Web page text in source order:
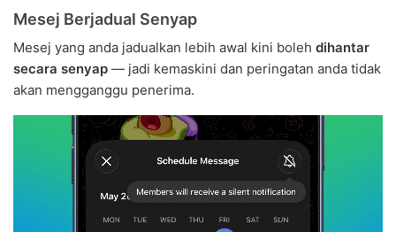
Mesej Berjadual Senyap
Mesej yang anda jadualkan lebih awal kini boleh dihantar
secara senyap — jadi kemaskini dan peringatan anda tidak
akan mengganggu penerima.